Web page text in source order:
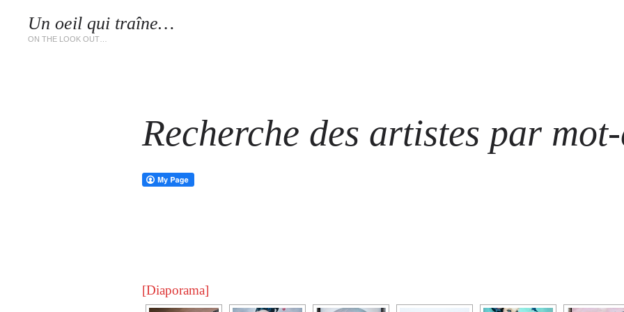
Un oeil qui traîne…
ON THE LOOK OUT…
Recherche des artistes par
[Diaporama]